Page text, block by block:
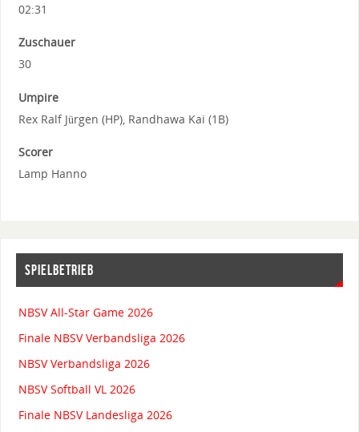
02:31
Zuschauer
30
Umpire
Rex Ralf Jürgen (HP), Randhawa Kai (1B)
Scorer
Lamp Hanno
SPIELBETRIEB
NBSV All-Star Game 2026
Finale NBSV Verbandsliga 2026
NBSV Verbandsliga 2026
NBSV Softball VL 2026
Finale NBSV Landesliga 2026